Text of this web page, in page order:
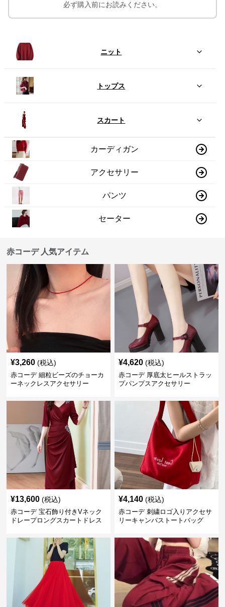
必ず購入前にお読みください。
ニット
トップス
スカート
カーディガン
アクセサリー
パンツ
セーター
赤コーデ 人気アイテム
¥3,260 (税込)
赤コーデ 細粒ビーズのチョーカ
ーネックレスアクセサリー
¥4,620 (税込)
赤コーデ 厚底太ヒールストラッ
プパンプスアクセサリー
¥13,600 (税込)
赤コーデ 宝石飾り付きVネック
ドレープロングスカートドレス
¥4,140 (税込)
赤コーデ 刺繍ロゴ入りアクセサ
リーキャンバストートバッグ